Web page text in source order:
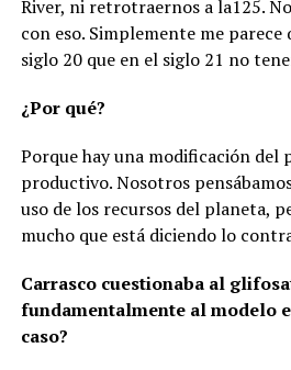
River, ni retrotraernos a la125.
con eso. Simplemente me parece
siglo 20 que en el siglo 21 no
¿Por qué?
Porque hay una modificación del
productivo. Nosotros
uso de los recursos del planeta,
mucho que está diciendo lo
Carrasco cuestionaba al
fundamentalmente al modelo
caso?